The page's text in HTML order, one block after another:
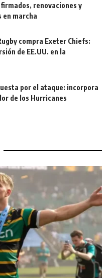
renovaciones y
en marcha
compra Exeter Chiefs:
de EE.UU. en la
por el ataque: incorpora
de los Hurricanes